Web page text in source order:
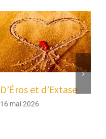
D’Éros et d’Extase
16 mai 2026